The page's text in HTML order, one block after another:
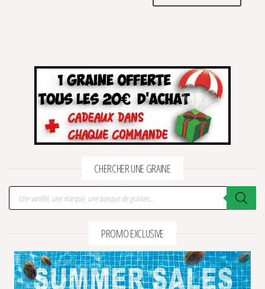
CHERCHER UNE GRAINE
Recherche de produits
PROMO EXCLUSIVE